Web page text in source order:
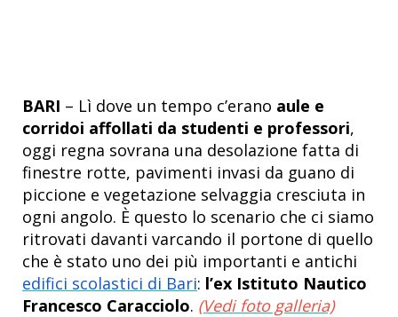
BARI – Lì dove un tempo c’erano aule e
corridoi affollati da studenti e professori,
oggi regna sovrana una desolazione fatta di
finestre rotte, pavimenti invasi da guano di
piccione e vegetazione selvaggia cresciuta in
ogni angolo. È questo lo scenario che ci siamo
ritrovati davanti varcando il portone di quello
che è stato uno dei più importanti e antichi
edifici scolastici di Bari: l’ex Istituto Nautico
Francesco Caracciolo. (Vedi foto galleria)